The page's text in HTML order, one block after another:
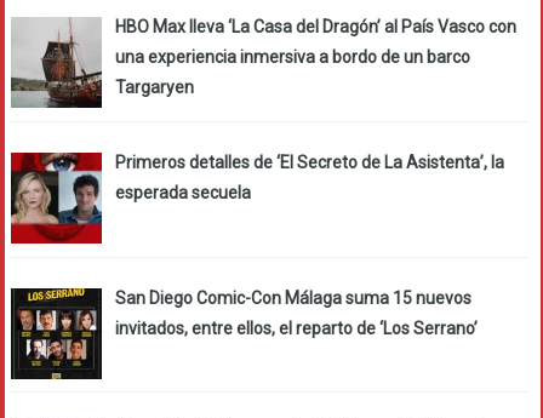
HBO Max lleva ‘La Casa del Dragón’ al País Vasco con
una experiencia inmersiva a bordo de un barco
Targaryen
Primeros detalles de ‘El Secreto de La Asistenta’, la
esperada secuela
San Diego Comic-Con Málaga suma 15 nuevos
invitados, entre ellos, el reparto de ‘Los Serrano’